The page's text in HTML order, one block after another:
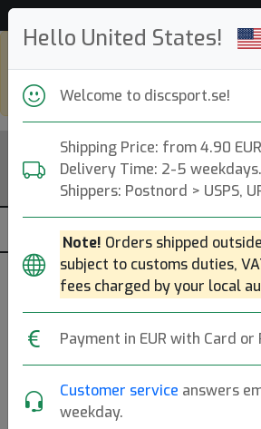
Hello United States!
Welcome to discsport.se!
Shipping Price: from 4.90 EUR
Delivery Time: 2-5 weekdays.
Shippers: Postnord > USPS,
Note! Orders shipped
subject to customs duties,
fees charged by your local
Payment in EUR with Card or
Customer service answers
weekday.
go todiscsport.com
Previous
Click to Choose
Neutron
Axiom Discs